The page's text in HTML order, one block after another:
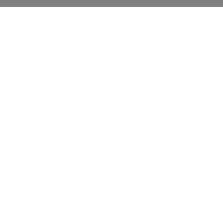
Una consulenza tecnica